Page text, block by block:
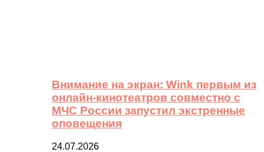
Внимание на экран: Wink первым из
онлайн-кинотеатров совместно с
МЧС России запустил экстренные
оповещения
24.07.2026